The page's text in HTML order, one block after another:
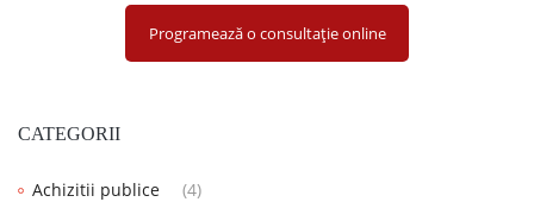
Programează o consultație online
CATEGORII
Achizitii publice
(4)